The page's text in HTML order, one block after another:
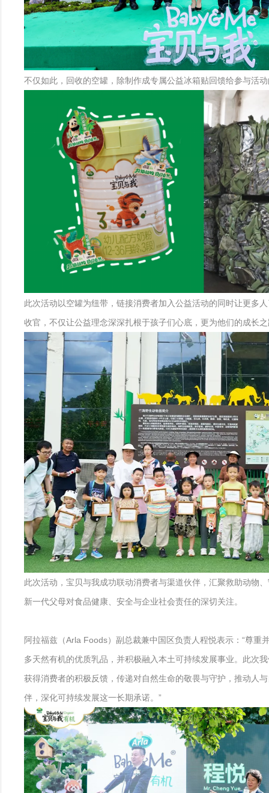
不仅如此，回收的空罐，除制作成专属公益冰箱贴回馈给参与活
此次活动以空罐为纽带，链接消费者加入公益活动的同时让更多
收官，不仅让公益理念深深扎根于孩子们心底，更为他们的成长
此次活动，宝贝与我成功联动消费者与渠道伙伴，汇聚救助动物
新一代父母对食品健康、安全与企业社会责任的深切关注。
阿拉福兹（Arla Foods）副总裁兼中国区负责人程悦表示：“尊重
多天然有机的优质乳品，并积极融入本土可持续发展事业。此次
获得消费者的积极反馈，传递对自然生命的敬畏与守护，推动人
伴，深化可持续发展这一长期承诺。”